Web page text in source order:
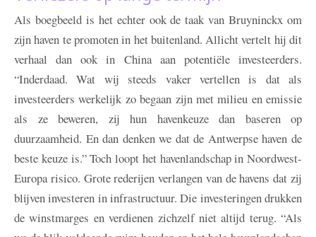
Als boegbeeld is het echter ook de taak van Bruyninckx om
zijn haven te promoten in het buitenland. Allicht vertelt hij dit
verhaal dan ook in China aan potentiële investeerders.
“Inderdaad. Wat wij steeds vaker vertellen is dat als
investeerders werkelijk zo begaan zijn met milieu en emissie
als ze beweren, zij hun havenkeuze dan baseren op
duurzaamheid. En dan denken we dat de Antwerpse haven de
beste keuze is.” Toch loopt het havenlandschap in Noordwest-
Europa risico. Grote rederijen verlangen van de havens dat zij
blijven investeren in infrastructuur. Die investeringen drukken
de winstmarges en verdienen zichzelf niet altijd terug. “Als